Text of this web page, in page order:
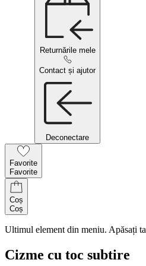
Returnările mele
Contact și ajutor
Deconectare
Favorite
Favorite
Coș
Coș
Ultimul element din meniu. Apăsați
Cizme cu toc subtire